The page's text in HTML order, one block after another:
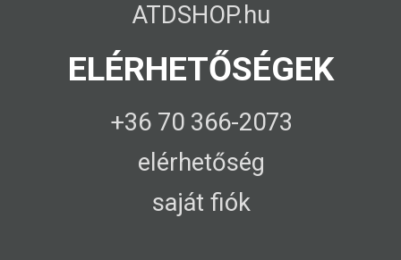
ATDSHOP.hu
ELÉRHETŐSÉGEK
+36 70 366-2073
elérhetőség
saját fiók